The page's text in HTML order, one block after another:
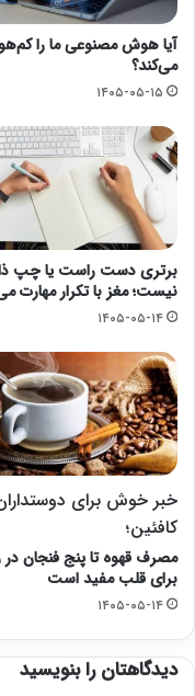
آیا هوش مصنوعی ما را
می‌کند؟
۱۴۰۵-۰۵-۱۵
برتری دست راست یا چپ
نیست؛ مغز با تکرار مهارت
۱۴۰۵-۰۵-۱۴
خبر خوش برای
کافئین؛
مصرف قهوه تا پنج فنجان در
برای قلب مفید است
۱۴۰۵-۰۵-۱۴
دیدگاهتان را بنویسید